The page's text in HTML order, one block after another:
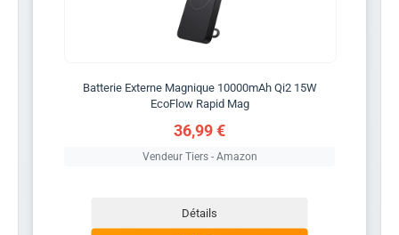
Batterie Externe Magnique 10000mAh Qi2 15W
EcoFlow Rapid Mag
36,99 €
Vendeur Tiers - Amazon
Détails